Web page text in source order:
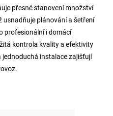
přesné stanovení množství
usnadňuje plánování a šetření
profesionální i domácí
kontrola kvality a efektivity
instalace zajišťují